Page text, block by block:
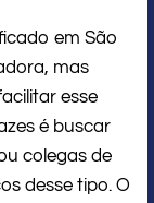
em São
mas
esse
é buscar
colegas de
desse tipo. O